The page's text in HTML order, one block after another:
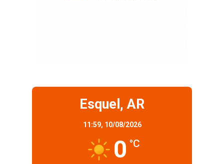
Esquel, AR
11:59, 10/08/2026
0 °C